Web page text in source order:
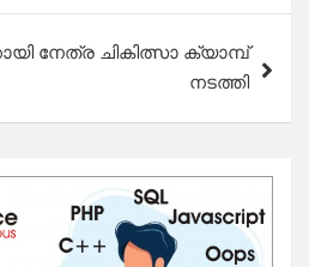
നേത്ര ചികിത്സാ ക്യാമ്പ്
നടത്തി